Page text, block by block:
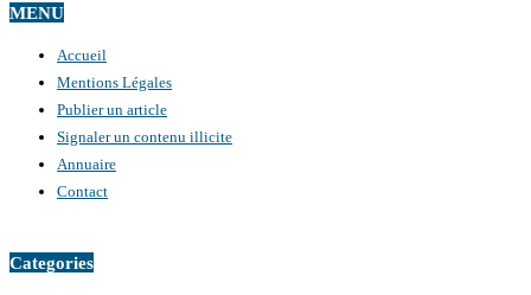
MENU
Accueil
Mentions Légales
Publier un article
Signaler un contenu illicite
Annuaire
Contact
Categories